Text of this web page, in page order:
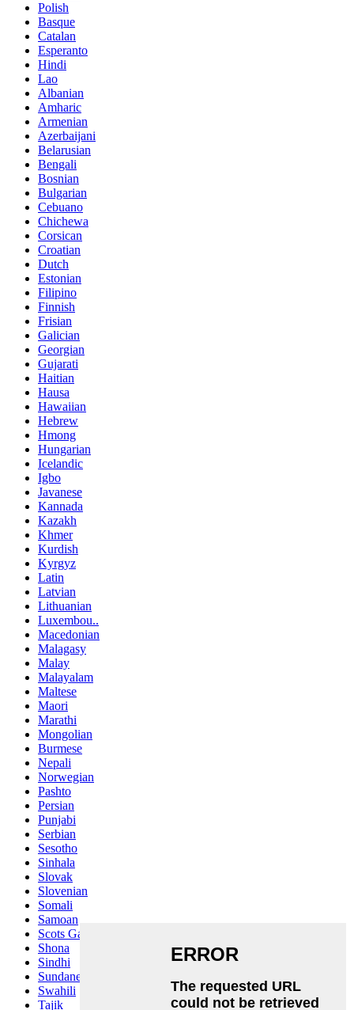
Polish
Basque
Catalan
Esperanto
Hindi
Lao
Albanian
Amharic
Armenian
Azerbaijani
Belarusian
Bengali
Bosnian
Bulgarian
Cebuano
Chichewa
Corsican
Croatian
Dutch
Estonian
Filipino
Finnish
Frisian
Galician
Georgian
Gujarati
Haitian
Hausa
Hawaiian
Hebrew
Hmong
Hungarian
Icelandic
Igbo
Javanese
Kannada
Kazakh
Khmer
Kurdish
Kyrgyz
Latin
Latvian
Lithuanian
Luxembou..
Macedonian
Malagasy
Malay
Malayalam
Maltese
Maori
Marathi
Mongolian
Burmese
Nepali
Norwegian
Pashto
Persian
Punjabi
Serbian
Sesotho
Sinhala
Slovak
Slovenian
Somali
Samoan
Scots Gaelic
Shona
Sindhi
Sundanese
Swahili
Tajik